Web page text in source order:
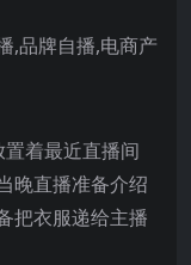
着最近直播间
晚直播准备介绍
把衣服递给主播